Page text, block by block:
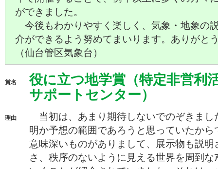
ができました。
今後もわかりやすく楽しく、気象・地象の
介ができるよう努めてまいります。ありがと
（仙台管区気象台）
賞名
役に立つ地学賞（特定非営利
サポートセンター）
理由
当初は、あまり期待しないでのぞきまし
明か予想の範囲であろうと思っていたか
意味深いものがありまして、展示物も説
さ、秩序のないように見える世界を周到な